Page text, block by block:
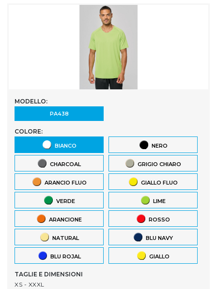
MODELLO:
PA438
COLORE:
BIANCO NERO
CHARCOAL GRIGIO CHIARO
ARANCIO FLUO GIALLO FLUO
VERDE LIME
ARANCIONE ROSSO
NATURAL BLU NAVY
BLU ROJAL GIALLO
TAGLIE E DIMENSIONI
XS - XXXL